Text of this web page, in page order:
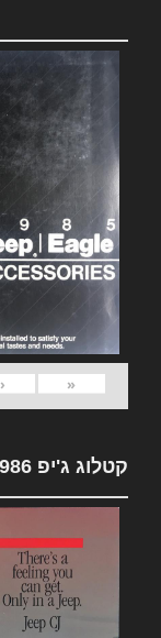
«
‹
קטלוג ג'יפ 1986